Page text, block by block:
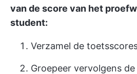
van de score van het
student:
Verzamel de
Groepeer vervolgens